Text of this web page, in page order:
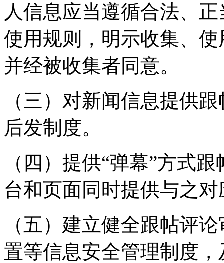
人信息应当遵循合法、
使用规则，明示收集、
并经被收集者同意。
（三）对新闻信息提供
后发制度。
（四）提供“弹幕”方式
台和页面同时提供与之
（五）建立健全跟帖评
置等信息安全管理制度